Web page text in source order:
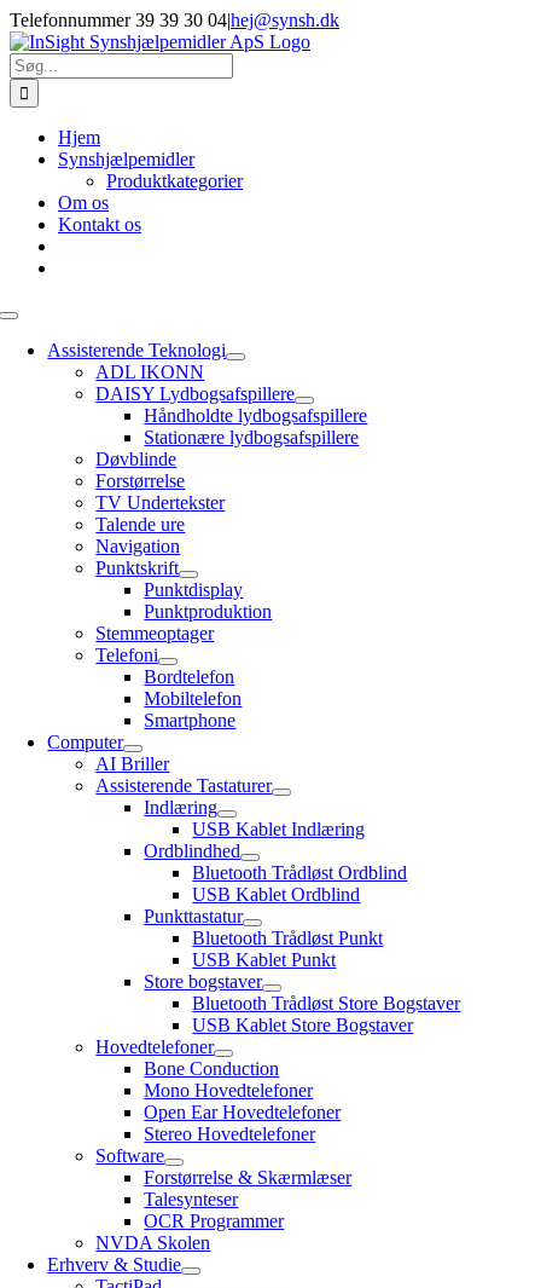
Skip
to
content
Telefonnummer 39 39 30 04|hej@synsh.dk
Søg
efter:
Hjem
Synshjælpemidler
Produktkategorier
Om os
Kontakt os
Toggle
NavigationAssisterende Teknologi
ADL IKONN
DAISY Lydbogsafspillere
Håndholdte lydbogsafspillere
Stationære lydbogsafspillere
Døvblinde
Forstørrelse
TV Undertekster
Talende ure
Navigation
Punktskrift
Punktdisplay
Punktproduktion
Stemmeoptager
Telefoni
Bordtelefon
Mobiltelefon
Smartphone
Computer
AI Briller
Assisterende Tastaturer
Indlæring
USB Kablet Indlæring
Ordblindhed
Bluetooth Trådløst Ordblind
USB Kablet Ordblind
Punkttastatur
Bluetooth Trådløst Punkt
USB Kablet Punkt
Store bogstaver
Bluetooth Trådløst Store Bogstaver
USB Kablet Store Bogstaver
Hovedtelefoner
Bone Conduction
Mono Hovedtelefoner
Open Ear Hovedtelefoner
Stereo Hovedtelefoner
Software
Forstørrelse & Skærmlæser
Talesynteser
OCR Programmer
NVDA Skolen
Erhverv & Studie